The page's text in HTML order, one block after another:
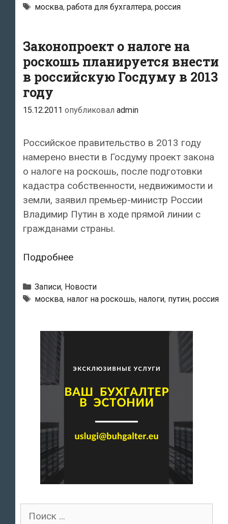
востребованность
Метки
москва, работа для бухгалтера, россия
Законопроект о налоге на
роскошь планируется внести
в российскую Госдуму в 2013
году
15.12.2011 опубликовал admin
Российское правительство в 2013 году
намерено внести в Госдуму проект закона
о налоге на роскошь, после подготовки
кадастра собственности, недвижимости и
земли, заявил премьер-министр России
Владимир Путин в ходе прямой линии с
гражданами страны.
ПодробнееЗаконопроект
налоге
на
планируется
российскую
Госдуму
в
Рубрики
Записи, Новости
Метки
москва, налог на роскошь, налоги, путин, россия
Поиск